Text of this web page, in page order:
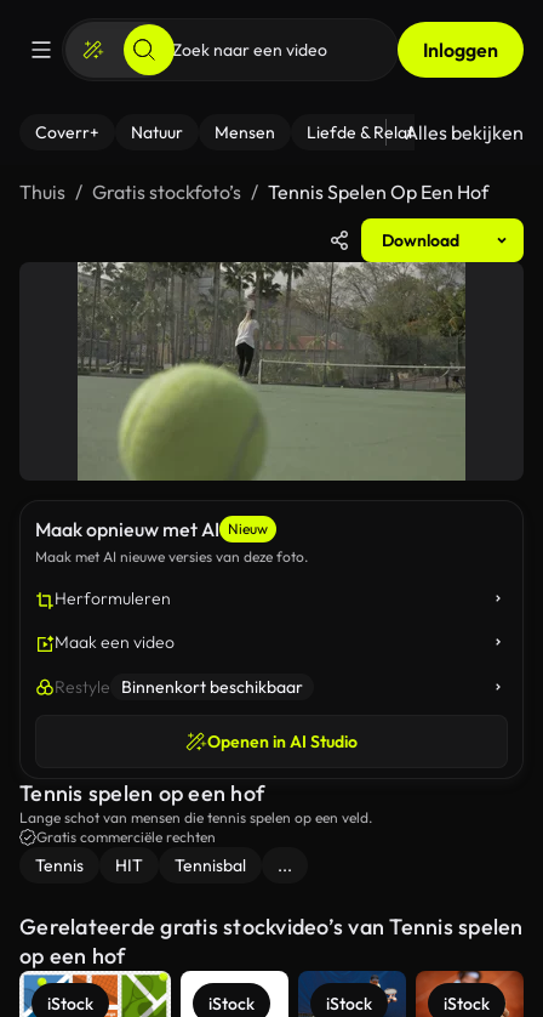
Inloggen
Coverr+ Natuur Mensen Liefde & Relaties - Fitness
Alles bekijken
Thuis Gratis stockfoto’s Tennis Spelen Op Een Hof
Download
Maak opnieuw met AI Nieuw
Maak met AI nieuwe versies van deze foto.
Herformuleren
Maak een video
Restyle Binnenkort beschikbaar
Openen in AI Studio
Tennis spelen op een hof
Lange schot van mensen die tennis spelen op een veld.
Gratis commerciële rechten
Tennis HIT Tennisbal ...
Gerelateerde gratis stockvideo’s van Tennis spelen
op een hof
iStock iStock iStock iStock